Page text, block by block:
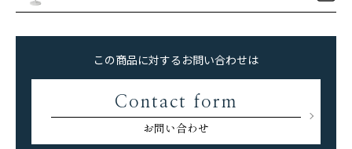
この商品に対するお問い合わせは
Contact form
お問い合わせ